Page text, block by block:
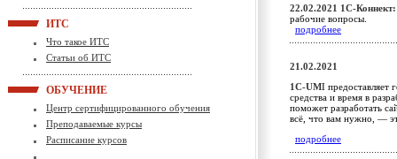
ИТС
Что такое ИТС
Статьи об ИТС
ОБУЧЕНИЕ
Центр сертифицированного обучения
Преподаваемые курсы
Расписание курсов
22.02.2021 1С-Коннект:
рабочие вопросы.
подробнее
21.02.2021
1С-UMI предоставляет
средства и время в
поможет разработать
всё, что вам нужно, —
подробнее